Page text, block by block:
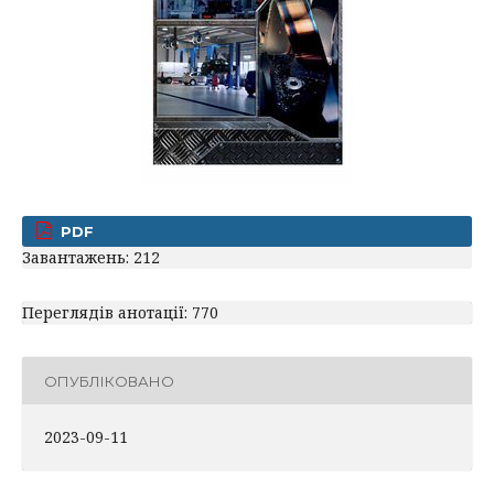
PDF
Завантажень: 212
Переглядів анотації: 770
ОПУБЛІКОВАНО
2023-09-11